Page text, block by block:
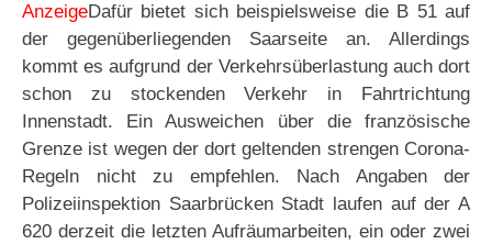
AnzeigeDafür bietet sich beispielsweise die B 51 auf
der gegenüberliegenden Saarseite an. Allerdings
kommt es aufgrund der Verkehrsüberlastung auch dort
schon zu stockenden Verkehr in Fahrtrichtung
Innenstadt. Ein Ausweichen über die französische
Grenze ist wegen der dort geltenden strengen Corona-
Regeln nicht zu empfehlen. Nach Angaben der
Polizeiinspektion Saarbrücken Stadt laufen auf der A
620 derzeit die letzten Aufräumarbeiten, ein oder zwei